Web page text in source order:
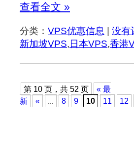
查看全文 »
分类： VPS优惠信息 没有
新加坡VPS, 日本VPS,香港
第 10 页，共 52 页
« 最
新
« ... 8 9 10 11 12